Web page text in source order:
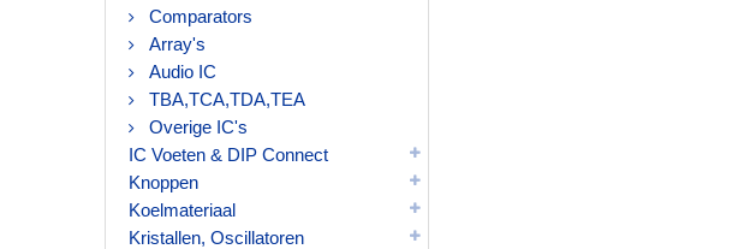
Comparators
Array's
Audio IC
TBA,TCA,TDA,TEA
Overige IC's
IC Voeten & DIP Connect
Knoppen
Koelmateriaal
Kristallen, Oscillatoren